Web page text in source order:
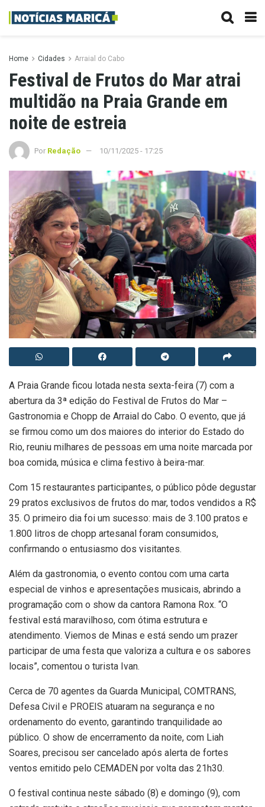
Home Cidades Arraial do Cabo
Festival de Frutos do Mar atrai
multidão na Praia Grande em
noite de estreia
Por Redação 10/11/2025 - 17:25
A Praia Grande ficou lotada nesta sexta-feira (7) com a
abertura da 3ª edição do Festival de Frutos do Mar –
Gastronomia e Chopp de Arraial do Cabo. O evento, que já
se firmou como um dos maiores do interior do Estado do
Rio, reuniu milhares de pessoas em uma noite marcada por
boa comida, música e clima festivo à beira-mar.
Com 15 restaurantes participantes, o público pôde degustar
29 pratos exclusivos de frutos do mar, todos vendidos a R$
35. O primeiro dia foi um sucesso: mais de 3.100 pratos e
1.800 litros de chopp artesanal foram consumidos,
confirmando o entusiasmo dos visitantes.
Além da gastronomia, o evento contou com uma carta
especial de vinhos e apresentações musicais, abrindo a
programação com o show da cantora Ramona Rox. “O
festival está maravilhoso, com ótima estrutura e
atendimento. Viemos de Minas e está sendo um prazer
participar de uma festa que valoriza a cultura e os sabores
locais”, comentou o turista Ivan.
Cerca de 70 agentes da Guarda Municipal, COMTRANS,
Defesa Civil e PROEIS atuaram na segurança e no
ordenamento do evento, garantindo tranquilidade ao
público. O show de encerramento da noite, com Liah
Soares, precisou ser cancelado após alerta de fortes
ventos emitido pelo CEMADEN por volta das 21h30.
O festival continua neste sábado (8) e domingo (9), com